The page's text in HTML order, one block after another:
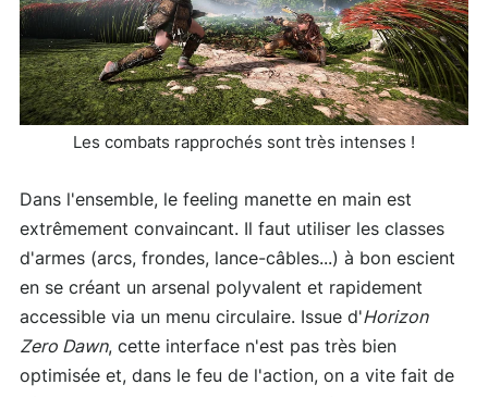
Les combats rapprochés sont très intenses !
Dans l'ensemble, le feeling manette en main est
extrêmement convaincant. Il faut utiliser les classes
d'armes (arcs, frondes, lance-câbles...) à bon escient
en se créant un arsenal polyvalent et rapidement
accessible via un menu circulaire. Issue d'Horizon
Zero Dawn, cette interface n'est pas très bien
optimisée et, dans le feu de l'action, on a vite fait de